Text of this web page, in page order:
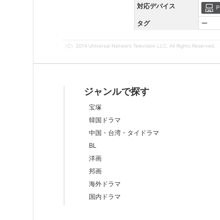
対応デバイス
タグ ー
（C）2014 Universal Network Television LLC. All Rights Reserved.
ジャンルで探す
宝塚
韓国ドラマ
中国・台湾・タイドラマ
BL
洋画
邦画
海外ドラマ
国内ドラマ